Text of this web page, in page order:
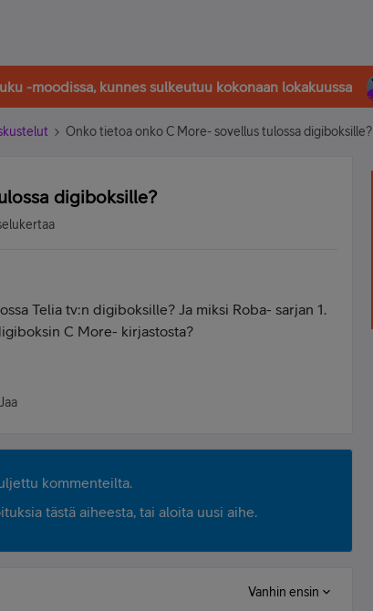
-moodissa, kunnes sulkeutuu kokonaan lokakuussa
Onko tietoa onko C More- sovellus tulossa digiboksille?
digiboksille?
Telia tv:n digiboksille? Ja miksi Roba- sarjan 1.
C More- kirjastosta?
Jaa
kommenteilta.
tästä aiheesta, tai aloita uusi aihe.
Vanhin ensin